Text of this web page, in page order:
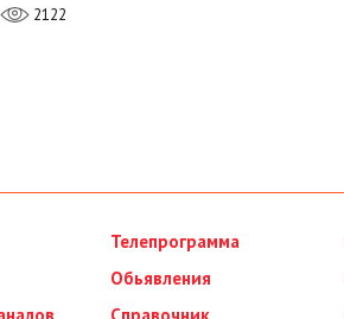
2122
Телепрограмма
Обьявления